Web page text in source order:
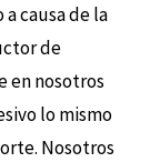
causa de la
de
en nosotros
lo mismo
Nosotros